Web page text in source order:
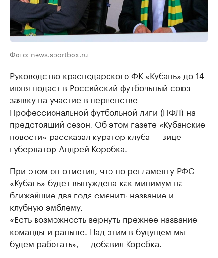
Фото: news.sportbox.ru
Руководство краснодарского ФК «Кубань» до 14
июня подаст в Российский футбольный союз
заявку на участие в первенстве
Профессиональной футбольной лиги (ПФЛ) на
предстоящий сезон. Об этом газете «Кубанские
новости» рассказал куратор клуба — вице-
губернатор Андрей Коробка.
При этом он отметил, что по регламенту РФС
«Кубань» будет вынуждена как минимум на
ближайшие два года сменить название и
клубную эмблему.
«Есть возможность вернуть прежнее название
команды и раньше. Над этим в будущем мы
будем работать», — добавил Коробка.